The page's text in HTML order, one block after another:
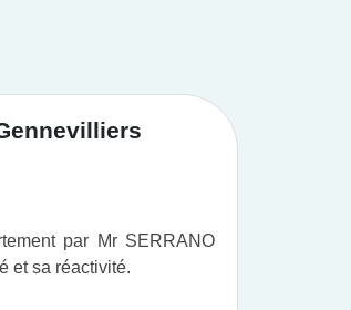
par Mr SERRANO
et sa réactivité.